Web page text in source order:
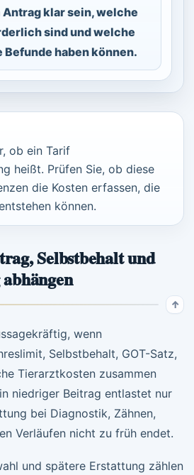
klar sein, welche
sind und welche
Befunde haben können.
ob ein Tarif
heißt. Prüfen Sie, ob diese
die Kosten erfassen, die
können.
Selbstbehalt und
wenn
Selbstbehalt, GOT-Satz,
Tierarztkosten zusammen
niedriger Beitrag entlastet nur
bei Diagnostik, Zähnen,
Verläufen nicht zu früh endet.
und spätere Erstattung zählen